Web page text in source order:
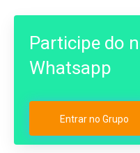
Participe do
Whatsapp
Entrar no Grupo